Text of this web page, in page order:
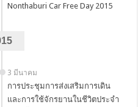
Nonthaburi Car Free Day 2015
3 มีนาคม
การประชุมการส่งเสริมการเดิน
และการใช้จักรยานในชีวิตประจำ